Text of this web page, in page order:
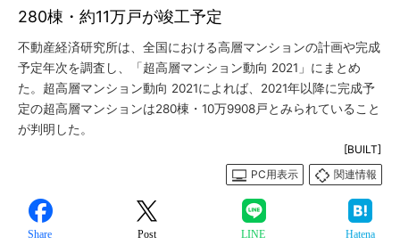
280棟・約11万戸が竣工予定
不動産経済研究所は、全国における高層マンションの計画や完成
予定年次を調査し、「超高層マンション動向 2021」にまとめ
た。超高層マンション動向 2021によれば、2021年以降に完成予
定の超高層マンションは280棟・10万9908戸とみられていること
が判明した。
[BUILT]
PC用表示
関連情報
Share Post LINE Hatena